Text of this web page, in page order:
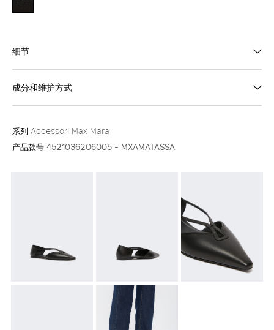
细节
成分和维护方式
系列 Accessori Max Mara
产品款号 4521036206005 - MXAMATASSA